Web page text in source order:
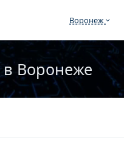
Воронеж
в Воронеже